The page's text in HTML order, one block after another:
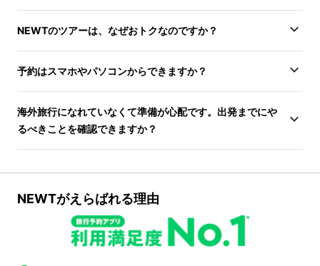
NEWTのツアーは、なぜおトクなのですか？
予約はスマホやパソコンからできますか？
海外旅行になれていなくて準備が心配です。出発までにや
るべきことを確認できますか？
NEWTがえらばれる理由